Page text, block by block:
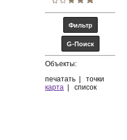
Объекты:
печатать
точки
карта
список